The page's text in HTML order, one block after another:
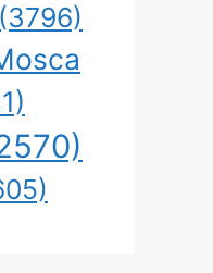
(3796)